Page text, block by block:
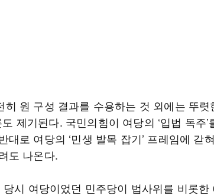
히 원 구성 결과를 수용하는 것 외에는 뚜렷
제기된다. 국민의힘이 여당의 ‘입법 독주’
대로 여당의 ‘민생 발목 잡기’ 프레임에 갇
도 나온다.
시 여당이었던 민주당이 법사위를 비롯한